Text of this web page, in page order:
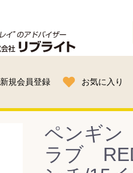
新規会員登録 お気に入り
ペンギ
ラブ